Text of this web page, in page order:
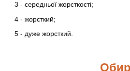
3 - середньої жорсткості;
4 - жорсткий;
5 - дуже жорсткий.